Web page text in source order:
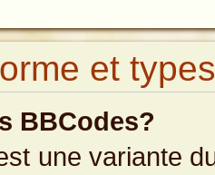
et
BBCodes?
une variante